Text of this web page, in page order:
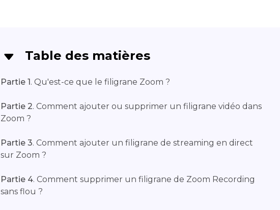
Table des matières
Partie 1. Qu'est-ce que le filigrane Zoom ?
Partie 2. Comment ajouter ou supprimer un filigrane vidéo dans
Zoom ?
Partie 3. Comment ajouter un filigrane de streaming en direct
sur Zoom ?
Partie 4. Comment supprimer un filigrane de Zoom Recording
sans flou ?